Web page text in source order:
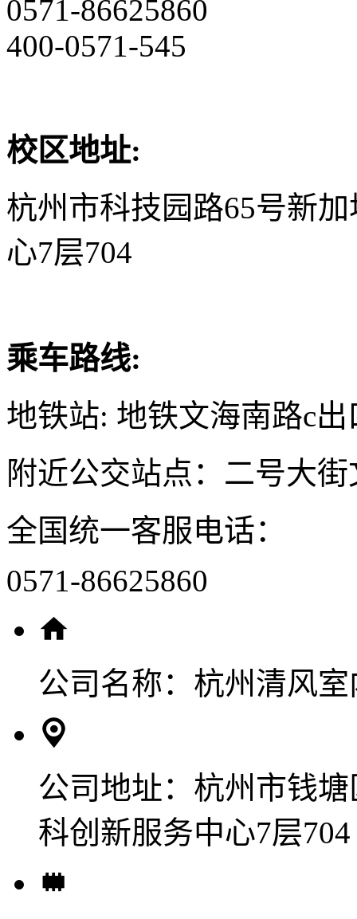
0571-86625860
400-0571-545
校区地址:
杭州市科技园路65号新
心7层704
乘车路线:
地铁站: 地铁文海南路c出
附近公交站点：二号大
全国统一客服电话：
0571-86625860
公司名称： 杭州清风
公司地址： 杭州市钱
科创新服务中心7层704